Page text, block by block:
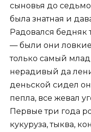
сыновья до
была знатная и
Радовался
— были они
только самый
нерадивый да
деньской сидел он
пепла, все жевал
Первые три года
кукуруза, тыква,